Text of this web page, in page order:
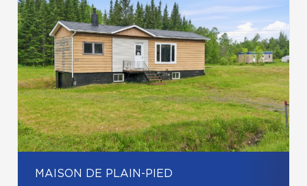
MAISON DE PLAIN-PIED